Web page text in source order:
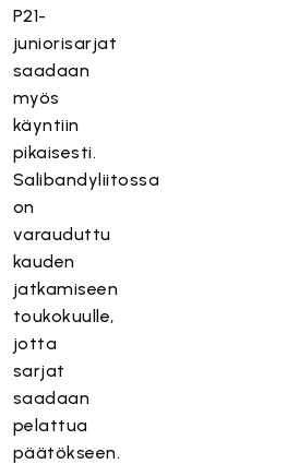
P21-
juniorisarjat
saadaan
myös
käyntiin
pikaisesti.
Salibandyliitossa
on
varauduttu
kauden
jatkamiseen
toukokuulle,
jotta
sarjat
saadaan
pelattua
päätökseen.